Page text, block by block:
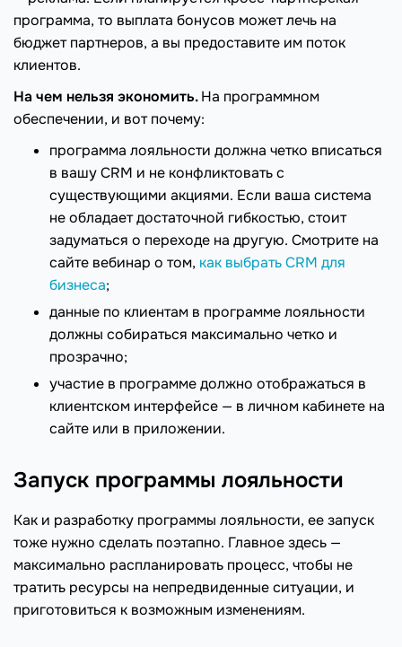
программа, то выплата бонусов может лечь на
бюджет партнеров, а вы предоставите им поток
клиентов.
На чем нельзя экономить.На программном
обеспечении, и вот почему:
программа лояльности должна четко вписаться
в вашу CRM и не конфликтовать с
существующими акциями. Если ваша система
не обладает достаточной гибкостью, стоит
задуматься о переходе на другую. Смотрите на
сайте вебинар о том, как выбрать CRM для
бизнеса;
данные по клиентам в программе лояльности
должны собираться максимально четко и
прозрачно;
участие в программе должно отображаться в
клиентском интерфейсе — в личном кабинете на
сайте или в приложении.
Запуск программы лояльности
Как и разработку программы лояльности, ее запуск
тоже нужно сделать поэтапно. Главное здесь —
максимально распланировать процесс, чтобы не
тратить ресурсы на непредвиденные ситуации, и
приготовиться к возможным изменениям.